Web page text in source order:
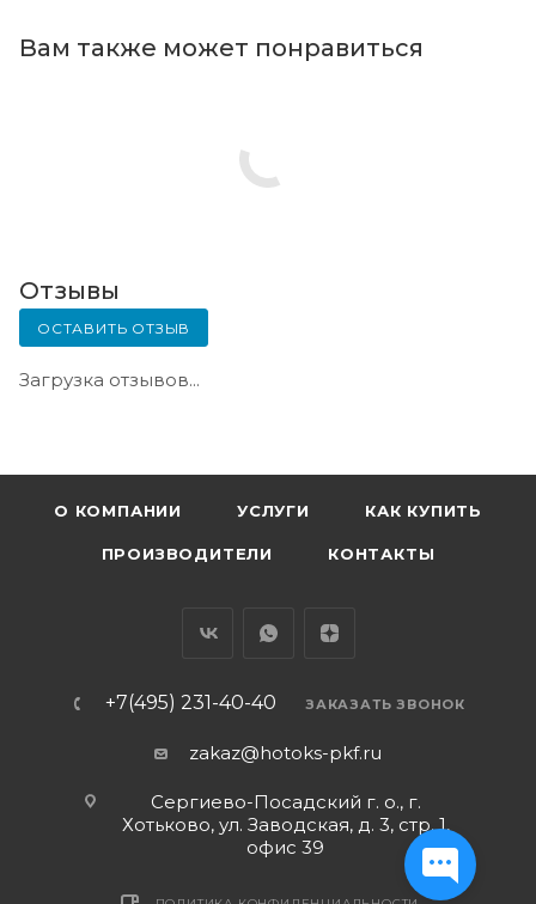
Вам также может понравиться
Отзывы
ОСТАВИТЬ ОТЗЫВ
Загрузка отзывов...
О КОМПАНИИ УСЛУГИ КАК КУПИТЬ
ПРОИЗВОДИТЕЛИ КОНТАКТЫ
+7(495) 231-40-40 ЗАКАЗАТЬ ЗВОНОК
zakaz@hotoks-pkf.ru
Сергиево-Посадский г. о., г.
Хотьково, ул. Заводская, д. 3, стр. 1,
офис 39